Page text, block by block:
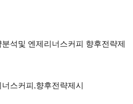
석및 엔제리너스커피 향후전략제
스커피,향후전략제시